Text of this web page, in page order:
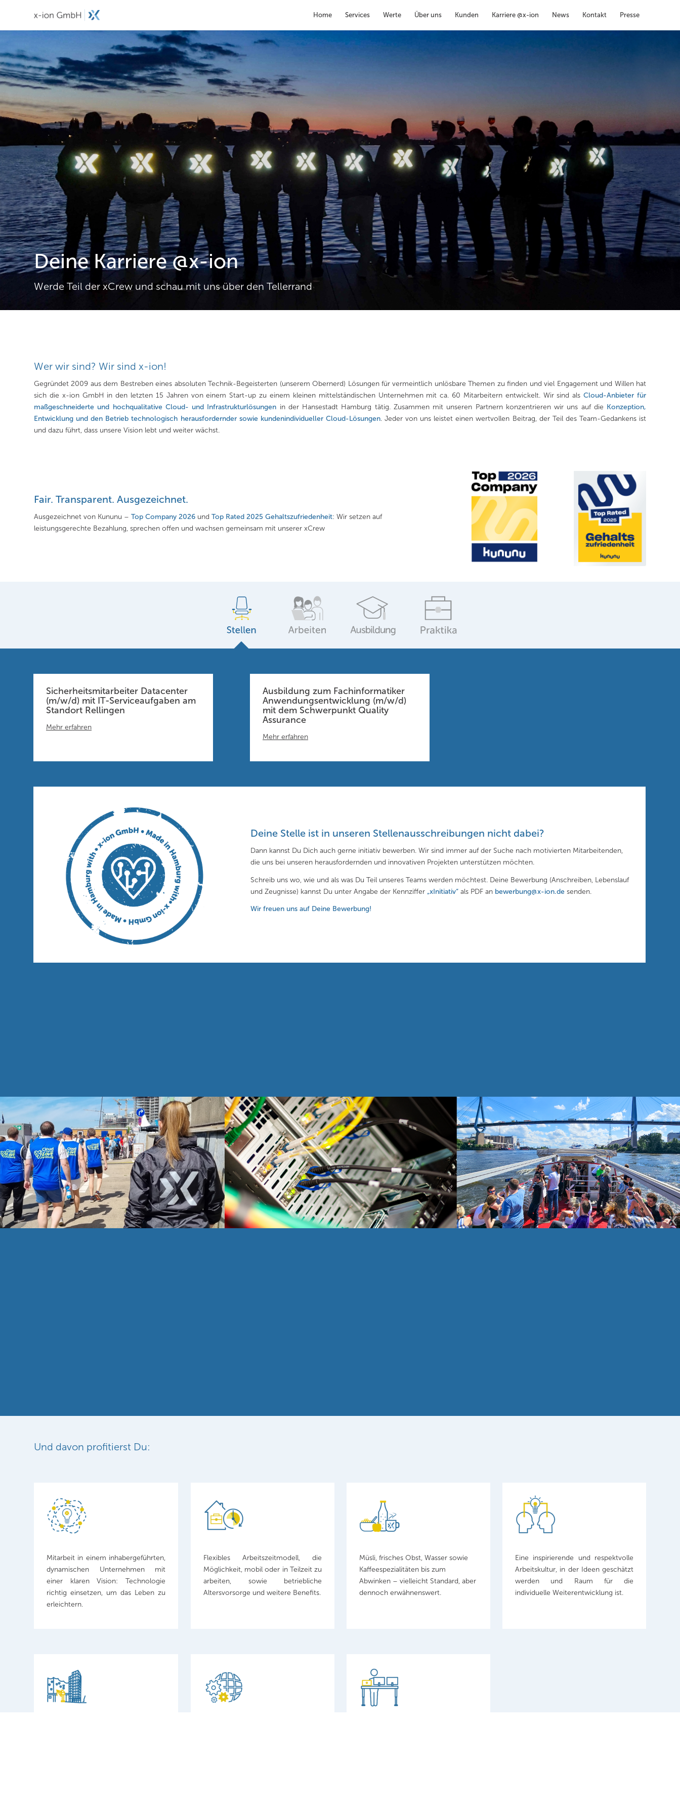
Home Services Werte Über uns Kunden Karriere @x-ion News Kontakt Presse
Deine Karriere @x-ion
Werde Teil der xCrew und schau mit uns über den Tellerrand
Wer wir sind? Wir sind x-ion!
Gegründet 2009 aus dem Bestreben eines absoluten Technik-Begeisterten (unserem Obernerd) Lösungen für vermeintlich unlösbare Themen zu finden und viel Engagement und Willen hat
sich die x-ion GmbH in den letzten 15 Jahren von einem Start-up zu einem kleinen mittelständischen Unternehmen mit ca. 60 Mitarbeitern entwickelt. Wir sind alsCloud-Anbieter für
maßgeschneiderte und hochqualitative Cloud- und Infrastrukturlösungen in der Hansestadt Hamburg tätig. Zusammen mit unseren Partnern konzentrieren wir uns auf die Konzeption,
Entwicklung und den Betrieb technologisch herausfordernder sowie kundenindividueller Cloud-Lösungen. Jeder von uns leistet einen wertvollen Beitrag, der Teil des Team-Gedankens ist
und dazu führt, dass unsere Vision lebt und weiter wächst.
Fair. Transparent. Ausgezeichnet.
Ausgezeichnet von Kununu – Top Company 2026 und Top Rated 2025 Gehaltszufriedenheit: Wir setzen auf
leistungsgerechte Bezahlung, sprechen offen und wachsen gemeinsam mit unserer xCrew
Sicherheitsmitarbeiter Datacenter
(m/w/d) mit IT-Serviceaufgaben am
Standort Rellingen
Mehr erfahren
Ausbildung zum Fachinformatiker
Anwendungsentwicklung (m/w/d)
mit dem Schwerpunkt Quality
Assurance
Mehr erfahren
Deine Stelle ist in unseren Stellenausschreibungen nicht dabei?
Dann kannst Du Dich auch gerne initiativ bewerben. Wir sind immer auf der Suche nach motivierten Mitarbeitenden,
die uns bei unseren herausfordernden und innovativen Projekten unterstützen möchten.
Schreib uns wo, wie und als was Du Teil unseres Teams werden möchtest. Deine Bewerbung (Anschreiben, Lebenslauf
und Zeugnisse) kannst Du unter Angabe der Kennziffer „xInitiativ“ als PDF an bewerbung@x-ion.de senden.
Wir freuen uns auf Deine Bewerbung!
Und davon profitierst Du:
Mitarbeit in einem inhabergeführten,
dynamischen Unternehmen mit
einer klaren Vision: Technologie
richtig einsetzen, um das Leben zu
erleichtern.
Flexibles Arbeitszeitmodell, die
Möglichkeit, mobil oder in Teilzeit zu
arbeiten, sowie betriebliche
Altersvorsorge und weitere Benefits.
Müsli, frisches Obst, Wasser sowie
Kaffeespezialitäten bis zum
Abwinken – vielleicht Standard, aber
dennoch erwähnenswert.
Eine inspirierende und respektvolle
Arbeitskultur, in der Ideen geschätzt
werden und Raum für die
individuelle Weiterentwicklung ist.